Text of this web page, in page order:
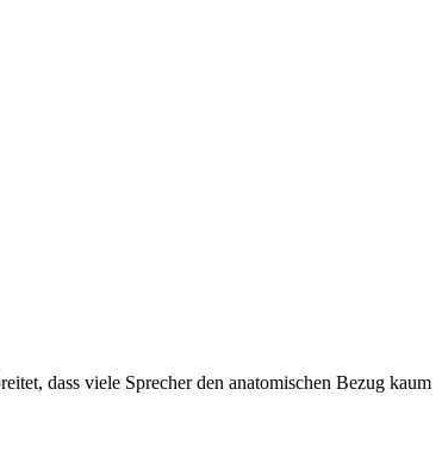
dass viele Sprecher den anatomischen Bezug kaum